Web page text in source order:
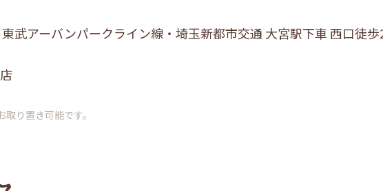
武アーバンパークライン線・埼玉新都市交通 大宮駅下車 西口徒
り置き可能です。